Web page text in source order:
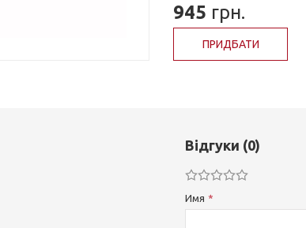
945 грн.
ПРИДБАТИ
Відгуки (0)
Имя